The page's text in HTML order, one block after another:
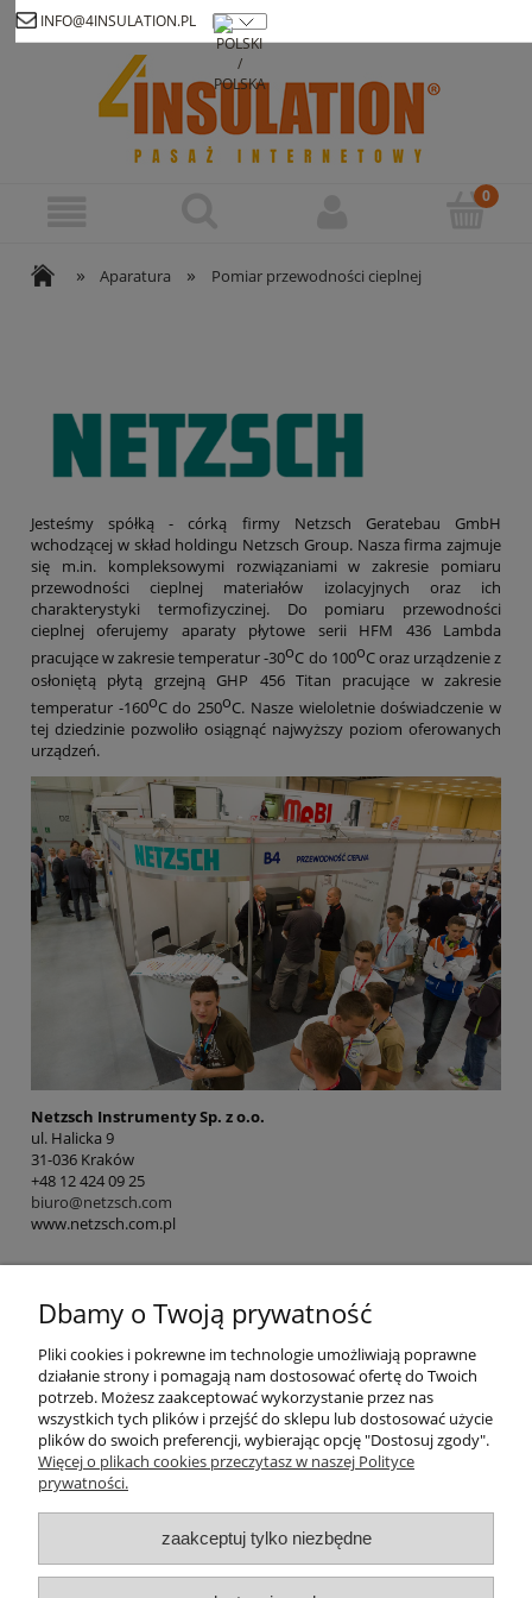
INFO@4INSULATION.PL
Zarejestruj się
» Aparatura » Pomiar przewodności cieplnej
Jesteśmy spółką - córką firmy Netzsch Geratebau GmbH
wchodzącej w skład holdingu Netzsch Group. Nasza firma zajmuje
się m.in. kompleksowymi rozwiązaniami w zakresie pomiaru
przewodności cieplnej materiałów izolacyjnych oraz ich
charakterystyki termofizyczinej. Do pomiaru przewodności
cieplnej oferujemy aparaty płytowe serii HFM 436 Lambda
pracujące w zakresie temperatur -30oC do 100oC oraz urządzenie z
osłoniętą płytą grzejną GHP 456 Titan pracujące w zakresie
temperatur -160oC do 250oC. Nasze wieloletnie doświadczenie w
tej dziedzinie pozwoliło osiągnąć najwyższy poziom oferowanych
urządzeń.
Netzsch Instrumenty Sp. z o.o.
ul. Halicka 9
31-036 Kraków
+48 12 424 09 25
biuro@netzsch.com
www.netzsch.com.pl
Pomoc
Kategorie
Płatności i dostawa
Informacje
Dbamy o Twoją prywatność
Pliki cookies i pokrewne im technologie umożliwiają poprawne
działanie strony i pomagają nam dostosować ofertę do Twoich
potrzeb. Możesz zaakceptować wykorzystanie przez nas
wszystkich tych plików i przejść do sklepu lub dostosować użycie
plików do swoich preferencji, wybierając opcję "Dostosuj zgody".
Więcej o plikach cookies przeczytasz w naszej Polityce
prywatności.
zaakceptuj tylko niezbędne